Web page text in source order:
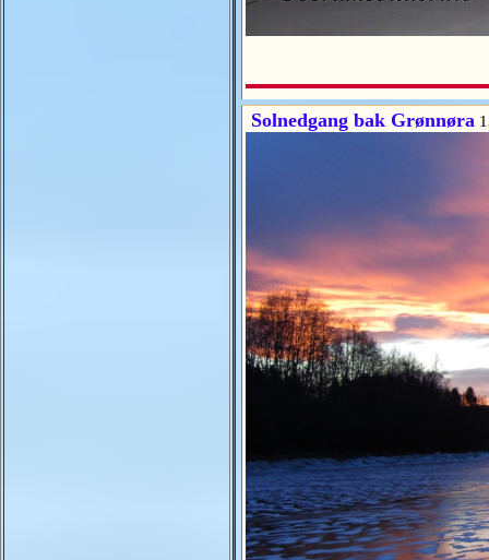
Solnedgang bak Grønnøra